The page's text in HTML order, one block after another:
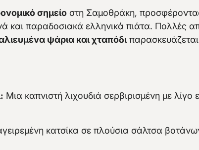
σημείο στη Σαμοθράκη,
και παραδοσιακά ελληνικά πιάτα. Πολλές
ψάρια και χταπόδι
Μια καπνιστή λιχουδιά σερβιρισμένη με λίγο
κατσίκα σε πλούσια σάλτσα